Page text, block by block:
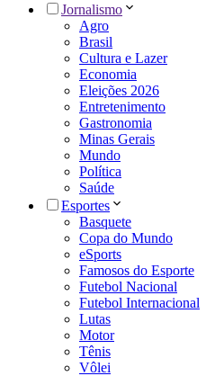
Jornalismo
Agro
Brasil
Cultura e Lazer
Economia
Eleições 2026
Entretenimento
Gastronomia
Minas Gerais
Mundo
Política
Saúde
Esportes
Basquete
Copa do Mundo
eSports
Famosos do Esporte
Futebol Nacional
Futebol Internacional
Lutas
Motor
Tênis
Vôlei